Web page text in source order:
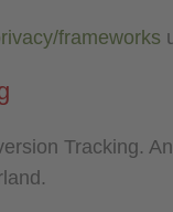
frameworks
Tracking.